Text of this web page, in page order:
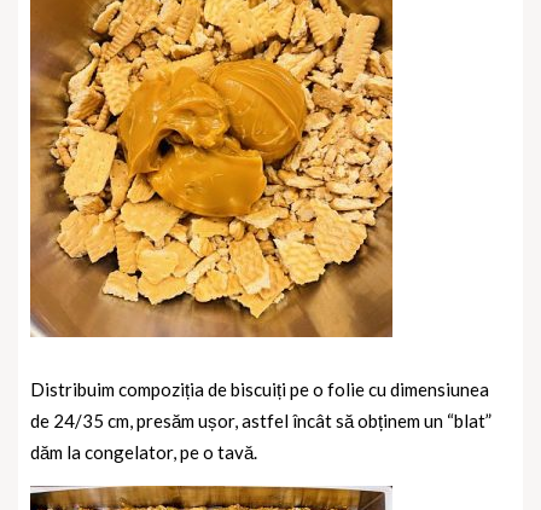
Distribuim compoziția de biscuiți pe o folie cu dimensiunea
de 24/35 cm, presăm ușor, astfel încât să obținem un “blat”
dăm la congelator, pe o tavă.